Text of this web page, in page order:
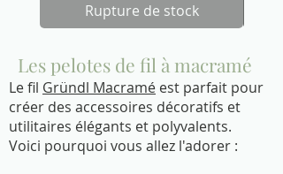
Rupture de stock
Les pelotes de fil à macramé
Le fil Gründl Macramé est parfait pour
créer des accessoires décoratifs et
utilitaires élégants et polyvalents.
Voici pourquoi vous allez l'adorer :